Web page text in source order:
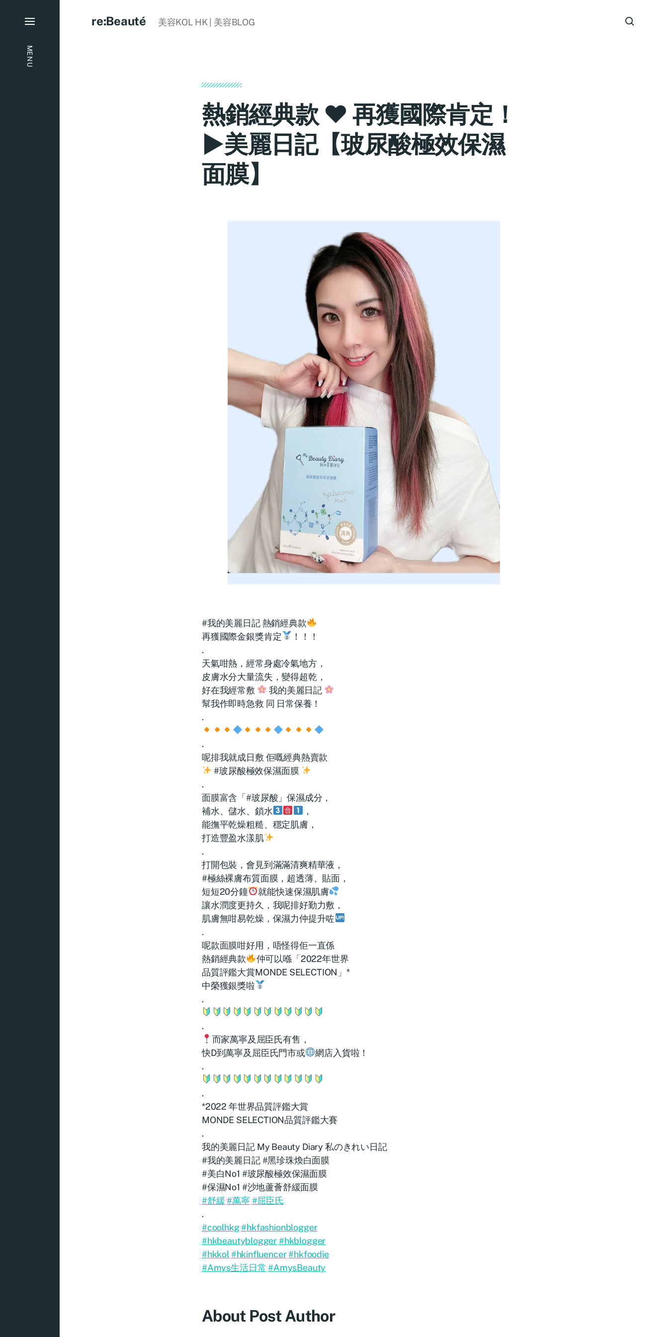
MENU
re:Beauté 美容KOL HK | 美容BLOG
熱銷經典款 ♥ 再獲國際肯定！
►美麗日記【玻尿酸極效保濕
面膜】
#我的美麗日記 熱銷經典款
再獲國際金銀獎肯定
！！！
.
天氣咁熱，經常身處冷氣地方，
皮膚水分大量流失，變得超乾，
好在我經常敷
我的美麗日記
幫我作即時急救 同 日常保養！
.
.
呢排我就成日敷 佢嘅經典熱賣款
#玻尿酸極效保濕面膜
.
面膜富含「#玻尿酸」保濕成分，
補水、儲水、鎖水
，
能撫平乾燥粗糙、穩定肌膚，
打造豐盈水漾肌
.
打開包裝，會見到滿滿清爽精華液，
#極絲裸膚布質面膜，超透薄、貼面，
短短20分鐘
就能快速保濕肌膚
讓水潤度更持久，我呢排好勤力敷，
肌膚無咁易乾燥，保濕力仲提升咗
.
呢款面膜咁好用，唔怪得佢一直係
熱銷經典款
仲可以喺「2022年世界
品質評鑑大賞MONDE SELECTION」*
中榮獲銀獎啦
.
.
而家萬寧及屈臣氏有售，
快D到萬寧及屈臣氏門市或
網店入貨啦！
.
.
*2022 年世界品質評鑑大賞
MONDE SELECTION品質評鑑大賽
.
我的美麗日記 My Beauty Diary 私のきれい日記
#我的美麗日記 #黑珍珠煥白面膜
#美白No1 #玻尿酸極效保濕面膜
#保濕No1 #沙地蘆薈舒緩面膜
#舒緩 #萬寧 #屈臣氏
.
#coolhkg#hkfashionblogger
#hkbeautyblogger#hkblogger
#hkkol #hkinfluencer#hkfoodie
#Amys生活日常 #AmysBeauty
About Post Author